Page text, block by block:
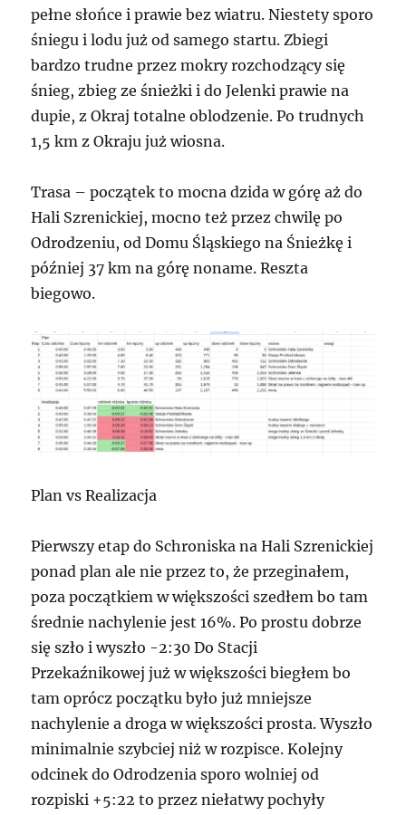
pełne słońce i prawie bez wiatru. Niestety sporo
śniegu i lodu już od samego startu. Zbiegi
bardzo trudne przez mokry rozchodzący się
śnieg, zbieg ze śnieżki i do Jelenki prawie na
dupie, z Okraj totalne oblodzenie. Po trudnych
1,5 km z Okraju już wiosna.
Trasa – początek to mocna dzida w górę aż do
Hali Szrenickiej, mocno też przez chwilę po
Odrodzeniu, od Domu Śląskiego na Śnieżkę i
później 37 km na górę noname. Reszta
biegowo.
Plan vs Realizacja
Pierwszy etap do Schroniska na Hali Szrenickiej
ponad plan ale nie przez to, że przeginałem,
poza początkiem w większości szedłem bo tam
średnie nachylenie jest 16%. Po prostu dobrze
się szło i wyszło -2:30 Do Stacji
Przekaźnikowej już w większości biegłem bo
tam oprócz początku było już mniejsze
nachylenie a droga w większości prosta. Wyszło
minimalnie szybciej niż w rozpisce. Kolejny
odcinek do Odrodzenia sporo wolniej od
rozpiski +5:22 to przez niełatwy pochyły